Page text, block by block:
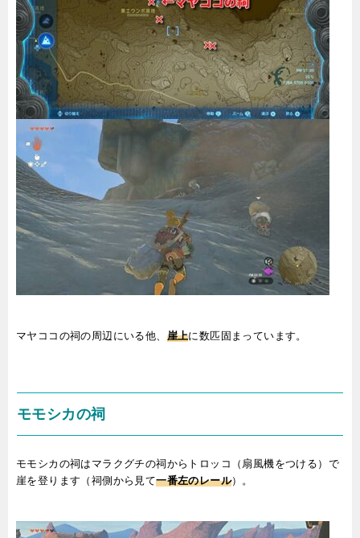
マヤココの祠の周辺にいる他、 崖上に数匹固まっています。
モモシカの祠
モモシカの祠はマラクグチの祠からトロッコ（扇風機をつける）で
崖を登ります（祠側から見て一番左のレール）。